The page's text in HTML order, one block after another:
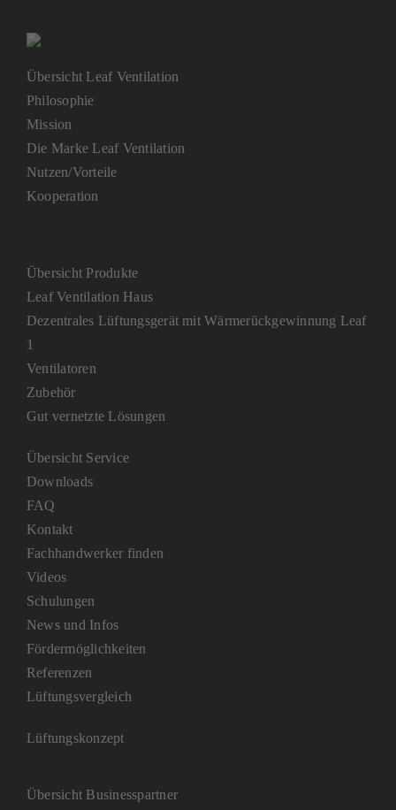
Übersicht Leaf Ventilation
Philosophie
Mission
Die Marke Leaf Ventilation
Nutzen/Vorteile
Kooperation
Übersicht Produkte
Leaf Ventilation Haus
Dezentrales Lüftungsgerät mit Wärmerückgewinnung Leaf
1
Ventilatoren
Zubehör
Gut vernetzte Lösungen
Übersicht Service
Downloads
FAQ
Kontakt
Fachhandwerker finden
Videos
Schulungen
News und Infos
Fördermöglichkeiten
Referenzen
Lüftungsvergleich
Lüftungskonzept
Übersicht Businesspartner